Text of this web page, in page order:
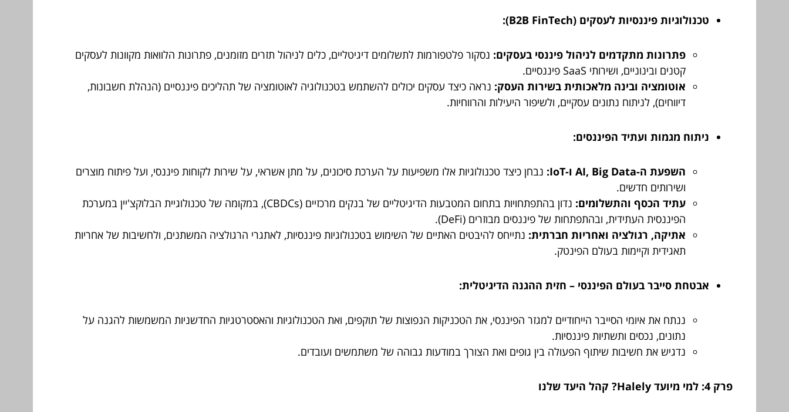
טכנולוגיות פיננסיות לעסקים (B2B FinTech):
פתרונות מתקדמים לניהול פיננסי בעסקים: נסקור פלטפורמות לתשלומים דיגיטליים, כלים לניהול תזרים מזומנים, פתרונות הלוואות מקוונות לעסקים
קטנים ובינוניים, ושירותי SaaS פיננסיים.
אוטומציה ובינה מלאכותית בשירות העסק: נראה כיצד עסקים יכולים להשתמש בטכנולוגיה לאוטומציה של תהליכים פיננסיים (הנהלת חשבונות,
דיווחים), לניתוח נתונים עסקיים, ולשיפור היעילות והרווחיות.
ניתוח מגמות ועתיד הפיננסים:
השפעת ה-AI, Big Data ו-IoT:
נבחן כיצד טכנולוגיות אלו משפיעות על הערכת סיכונים, על מתן אשראי, על שירות לקוחות פיננסי, ועל פיתוח מוצרים
ושירותים חדשים.
עתיד הכסף והתשלומים:
נדון בהתפתחויות בתחום המטבעות הדיגיטליים של בנקים מרכזיים (CBDCs), במקומה של טכנולוגיית הבלוקצ'יין במערכת
הפיננסית העתידית, ובהתפתחות של פיננסים מבוזרים (DeFi).
אתיקה, רגולציה ואחריות חברתית: נתייחס להיבטים האתיים של השימוש בטכנולוגיות פיננסיות, לאתגרי הרגולציה המשתנים, ולחשיבות של אחריות
תאגידית וקיימות בעולם הפינטק.
אבטחת סייבר בעולם הפיננסי – חזית ההגנה הדיגיטלית:
ננתח את איומי הסייבר הייחודיים למגזר הפיננסי, את הטכניקות הנפוצות של תוקפים, ואת הטכנולוגיות והאסטרטגיות החדשניות המשמשות להגנה על
נתונים, נכסים ותשתיות פיננסיות.
נדגיש את חשיבות שיתוף הפעולה בין גופים ואת הצורך במודעות גבוהה של משתמשים ועובדים.
פרק 4: למי מיועד Halely? קהל היעד שלנו